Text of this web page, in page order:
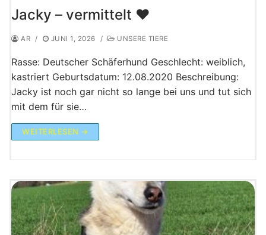
Jacky – vermittelt ♥️
AR / JUNI 1, 2026 / UNSERE TIERE
Rasse: Deutscher Schäferhund Geschlecht: weiblich,
kastriert Geburtsdatum: 12.08.2020 Beschreibung:
Jacky ist noch gar nicht so lange bei uns und tut sich
mit dem für sie…
WEITERLESEN →